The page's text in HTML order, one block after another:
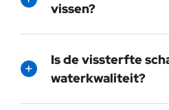
vissen?
Is de vissterfte
waterkwaliteit?